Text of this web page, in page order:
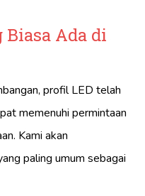
Biasa Ada di
profil LED telah
memenuhi permintaan
Kami akan
paling umum sebagai